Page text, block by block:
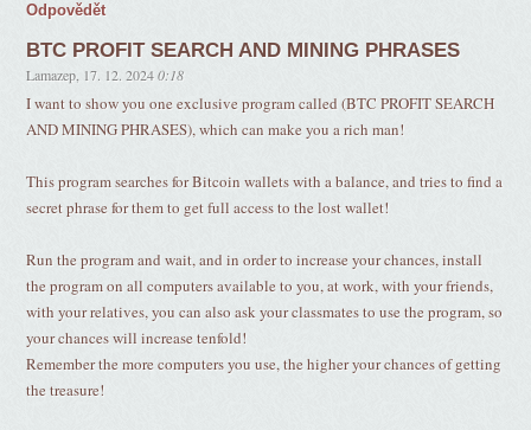
Odpovědět
BTC PROFIT SEARCH AND MINING PHRASES
Lamazep 17. 12. 2024 0:18
I want to show you one exclusive program called (BTC PROFIT SEARCH
AND MINING PHRASES), which can make you a rich man!
This program searches for Bitcoin wallets with a balance, and tries to find a
secret phrase for them to get full access to the lost wallet!
Run the program and wait, and in order to increase your chances, install
the program on all computers available to you, at work, with your friends,
with your relatives, you can also ask your classmates to use the program, so
your chances will increase tenfold!
Remember the more computers you use, the higher your chances of getting
the treasure!